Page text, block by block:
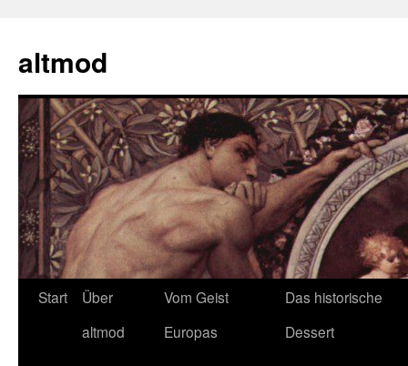
springen
altmod
Start
Über
altmod
Vom Geist
Europas
Das historische
Dessert